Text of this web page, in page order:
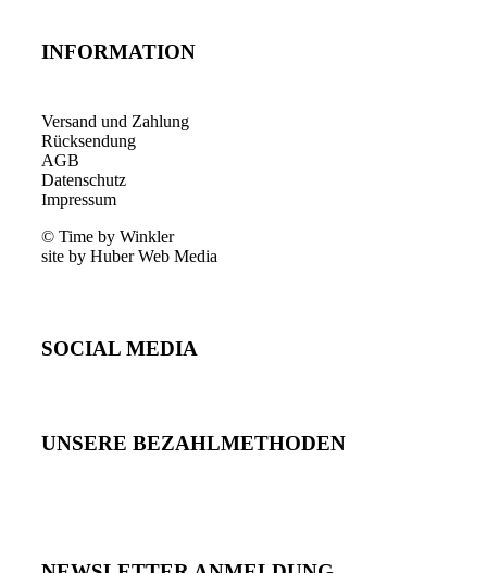
INFORMATION
Versand und Zahlung
Rücksendung
AGB
Datenschutz
Impressum
© Time by Winkler
site by Huber Web Media
SOCIAL MEDIA
UNSERE BEZAHLMETHODEN